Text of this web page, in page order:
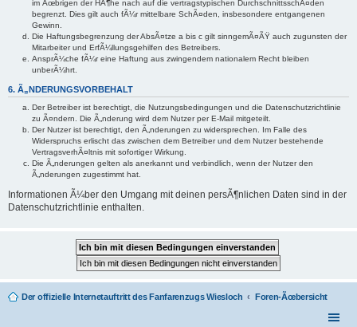
im Ãœbrigen der HÃ¶he nach auf die vertragstypischen DurchschnittsschÃ¤den
begrenzt. Dies gilt auch fÃ¼r mittelbare SchÃ¤den, insbesondere entgangenen
Gewinn.
Die Haftungsbegrenzung der AbsÃ¤tze a bis c gilt sinngemÃ¤ÃŸ auch zugunsten der
Mitarbeiter und ErfÃ¼llungsgehilfen des Betreibers.
AnsprÃ¼che fÃ¼r eine Haftung aus zwingendem nationalem Recht bleiben
unberÃ¼hrt.
6. Ã„NDERUNGSVORBEHALT
Der Betreiber ist berechtigt, die Nutzungsbedingungen und die Datenschutzrichtlinie
zu Ã¤ndern. Die Ã„nderung wird dem Nutzer per E-Mail mitgeteilt.
Der Nutzer ist berechtigt, den Ã„nderungen zu widersprechen. Im Falle des
Widerspruchs erlischt das zwischen dem Betreiber und dem Nutzer bestehende
VertragsverhÃ¤ltnis mit sofortiger Wirkung.
Die Ã„nderungen gelten als anerkannt und verbindlich, wenn der Nutzer den
Ã„nderungen zugestimmt hat.
Informationen Ã¼ber den Umgang mit deinen persÃ¶nlichen Daten sind in der
Datenschutzrichtlinie enthalten.
Der offizielle Internetauftritt des Fanfarenzugs Wiesloch Foren-Ãœbersicht